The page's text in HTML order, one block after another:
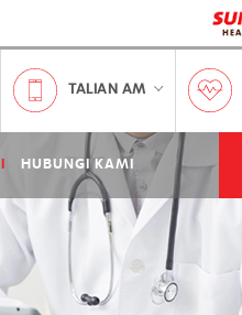
TALIAN AM
HUBUNGI KAMI